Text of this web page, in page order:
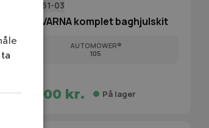
578 27 51-03
HUSQVARNA komplet baghjulskit
AUTOMOWER®
105
363,00 kr. På lager